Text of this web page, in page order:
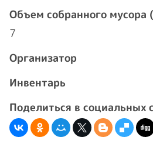
Объем собранного мусора
7
Организатор
Инвентарь
Поделиться в социальных